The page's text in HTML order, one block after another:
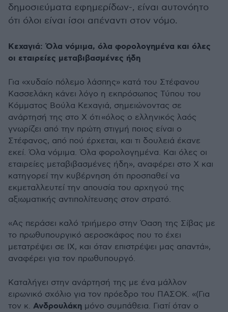
δημοσιεύματα εφημερίδων-, είναι αυτονόητο
ότι όλοι είναι ίσοι απέναντι στον νόμο.
Κεχαγιά: Όλα νόμιμα, όλα φορολογημένα και όλες
οι εταιρείες μεταβιβασμένες ήδη
Για «χυδαίο πόλεμο λάσπης» κατά του Στέφανου
Κασσελάκη κάνει λόγο η εκπρόσωπος Τύπου του
Κόμματος Βούλα Κεχαγιά, σημειώνοντας σε
ανάρτησή της στο Χ ότι «όλος ο ελληνικός λαός
γνωρίζει από την πρώτη στιγμή ποιος είναι ο
Στέφανος, από πού έρχεται, και τι δουλειά έκανε
εκεί. Όλα νόμιμα. Όλα φορολογημένα. Και όλες οι
εταιρείες μεταβιβασμένες ήδη», αναφέρει στο X και
κατηγορεί την κυβέρνηση ότι προσπαθεί να
εκμεταλλευτεί την απουσία του αρχηγού της
αξιωματικής αντιπολίτευσης στον στρατό.
«Ας περάσει καλό τριήμερο στην Όαση της Σίβας με
το πρωθυπουργικό αεροσκάφος που το έχει
μετατρέψει σε ΙΧ, και όταν επιστρέψει μας απαντά»,
αναφέρει για τον πρωθυπουργό.
Καταλήγει στην ανάρτησή της με ένα μάλλον
ειρωνικό σχόλιο για τον πρόεδρο του ΠΑΣΟΚ. «(Για
τον κ. Ανδρουλάκη μόνο συμπάθεια. Γιατί όταν ο